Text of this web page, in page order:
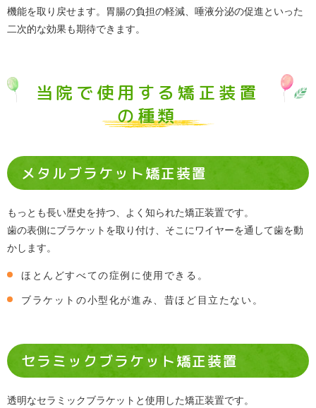
機能を取り戻せます。胃腸の負担の軽減、唾液分泌の促進といった
二次的な効果も期待できます。
当院で使用する矯正装置
の種類
メタルブラケット矯正装置
もっとも長い歴史を持つ、よく知られた矯正装置です。
歯の表側にブラケットを取り付け、そこにワイヤーを通して歯を動
かします。
ほとんどすべての症例に使用できる。
ブラケットの小型化が進み、昔ほど目立たない。
セラミックブラケット矯正装置
透明なセラミックブラケットと使用した矯正装置です。